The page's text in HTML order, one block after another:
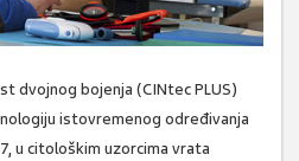
dvojnog bojenja (CINtec PLUS)
istovremenog određivanja
u citološkim uzorcima vrata